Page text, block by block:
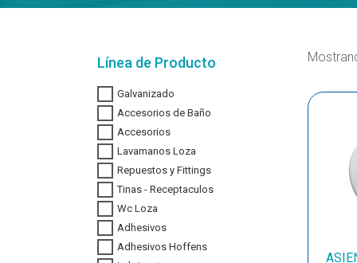
Línea de Producto
Galvanizado
Accesorios de Baño
Accesorios
Lavamanos Loza
Repuestos y Fittings
Tinas - Receptaculos
Wc Loza
Adhesivos
Adhesivos Hoffens